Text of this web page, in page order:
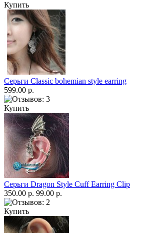
Купить
Серьги Classic bohemian style earring
599.00 р.
Купить
Серьги Dragon Style Cuff Earring Clip
350.00 р. 99.00 р.
Купить